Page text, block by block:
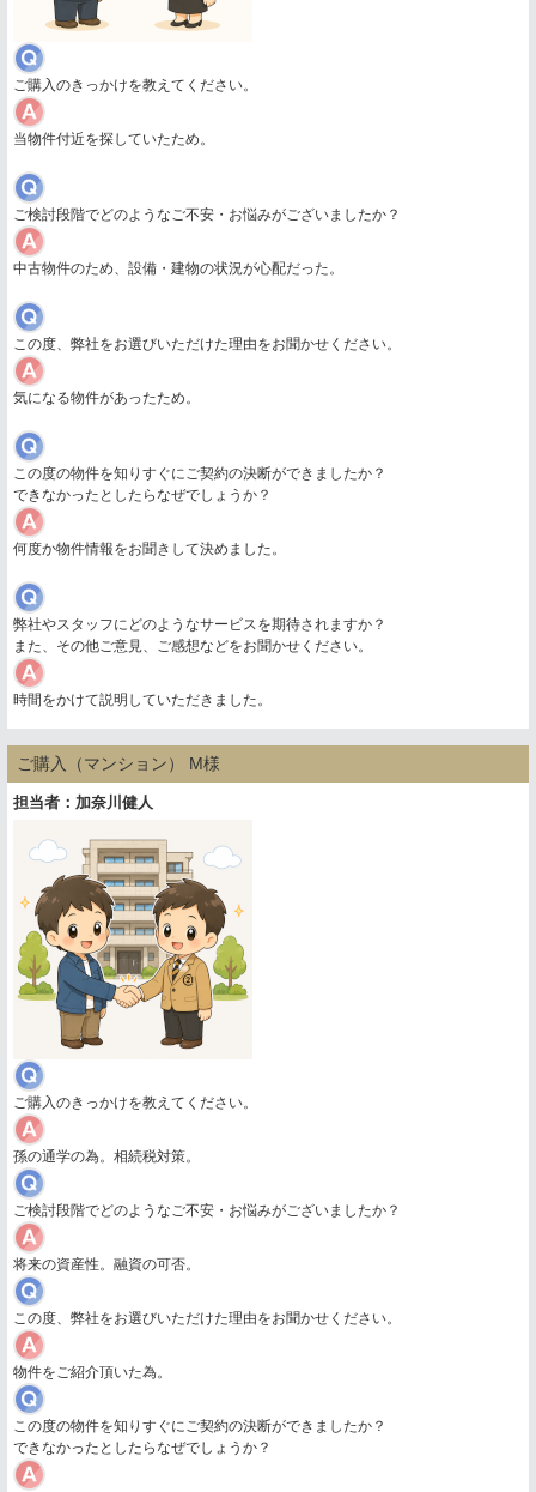
ご購入のきっかけを教えてください。
当物件付近を探していたため。
ご検討段階でどのようなご不安・お悩みがございましたか？
中古物件のため、設備・建物の状況が心配だった。
この度、弊社をお選びいただけた理由をお聞かせください。
気になる物件があったため。
この度の物件を知りすぐにご契約の決断ができましたか？
できなかったとしたらなぜでしょうか？
何度か物件情報をお聞きして決めました。
弊社やスタッフにどのようなサービスを期待されますか？
また、その他ご意見、ご感想などをお聞かせください。
時間をかけて説明していただきました。
ご購入（マンション） M様
担当者：加奈川健人
ご購入のきっかけを教えてください。
孫の通学の為。相続税対策。
ご検討段階でどのようなご不安・お悩みがございましたか？
将来の資産性。融資の可否。
この度、弊社をお選びいただけた理由をお聞かせください。
物件をご紹介頂いた為。
この度の物件を知りすぐにご契約の決断ができましたか？
できなかったとしたらなぜでしょうか？